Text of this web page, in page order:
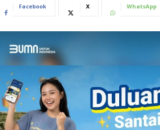
Facebook X WhatsApp